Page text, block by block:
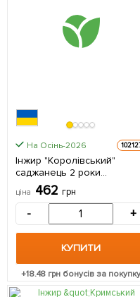
На Осінь-2026
Інжир "Королівський"
саджанець 2 роки
(ремонтантний,
великоплідний сорт,
середній термін
дозрівання) 1 саджанець в
упаковці
ціна 462 грн
- +
КУПИТИ
+18.48 грн бонусів за